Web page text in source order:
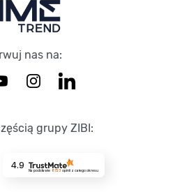
nas na:
grupy ZIBI:
4.9
Na podstawie 8723 opinii z całego okresu